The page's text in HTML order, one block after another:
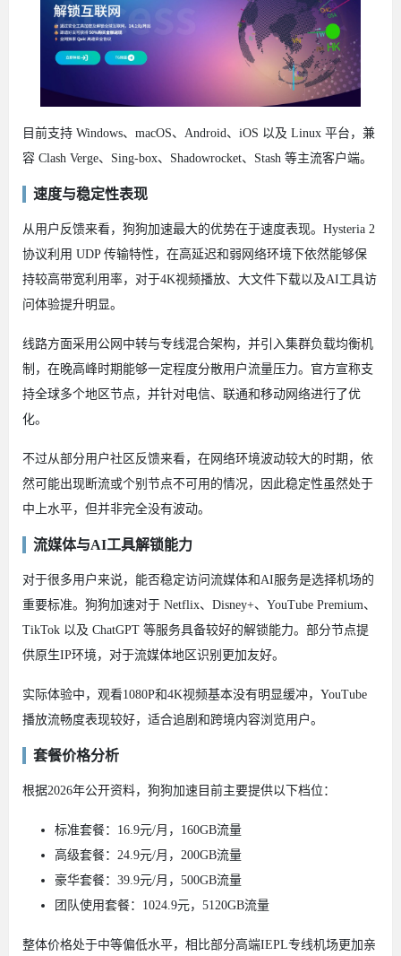
目前支持 Windows、macOS、Android、iOS 以及 Linux 平台，兼
容 Clash Verge、Sing-box、Shadowrocket、Stash 等主流客户端。
速度与稳定性表现
从用户反馈来看，狗狗加速最大的优势在于速度表现。Hysteria 2
协议利用 UDP 传输特性，在高延迟和弱网络环境下依然能够保
持较高带宽利用率，对于4K视频播放、大文件下载以及AI工具访
问体验提升明显。
线路方面采用公网中转与专线混合架构，并引入集群负载均衡机
制，在晚高峰时期能够一定程度分散用户流量压力。官方宣称支
持全球多个地区节点，并针对电信、联通和移动网络进行了优
化。
不过从部分用户社区反馈来看，在网络环境波动较大的时期，依
然可能出现断流或个别节点不可用的情况，因此稳定性虽然处于
中上水平，但并非完全没有波动。
流媒体与AI工具解锁能力
对于很多用户来说，能否稳定访问流媒体和AI服务是选择机场的
重要标准。狗狗加速对于 Netflix、Disney+、YouTube Premium、
TikTok 以及 ChatGPT 等服务具备较好的解锁能力。部分节点提
供原生IP环境，对于流媒体地区识别更加友好。
实际体验中，观看1080P和4K视频基本没有明显缓冲，YouTube
播放流畅度表现较好，适合追剧和跨境内容浏览用户。
套餐价格分析
根据2026年公开资料，狗狗加速目前主要提供以下档位：
标准套餐：16.9元/月，160GB流量
高级套餐：24.9元/月，200GB流量
豪华套餐：39.9元/月，500GB流量
团队使用套餐：1024.9元，5120GB流量
整体价格处于中等偏低水平，相比部分高端IEPL专线机场更加亲